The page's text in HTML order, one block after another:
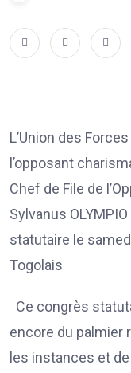
L’Union des
l’opposant
Chef de File de
Sylvanus
statutaire le
Togolais
Ce congrès
encore du palmier
les instances et